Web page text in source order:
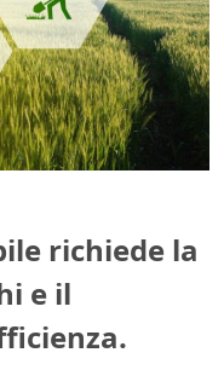
richiede la
e il